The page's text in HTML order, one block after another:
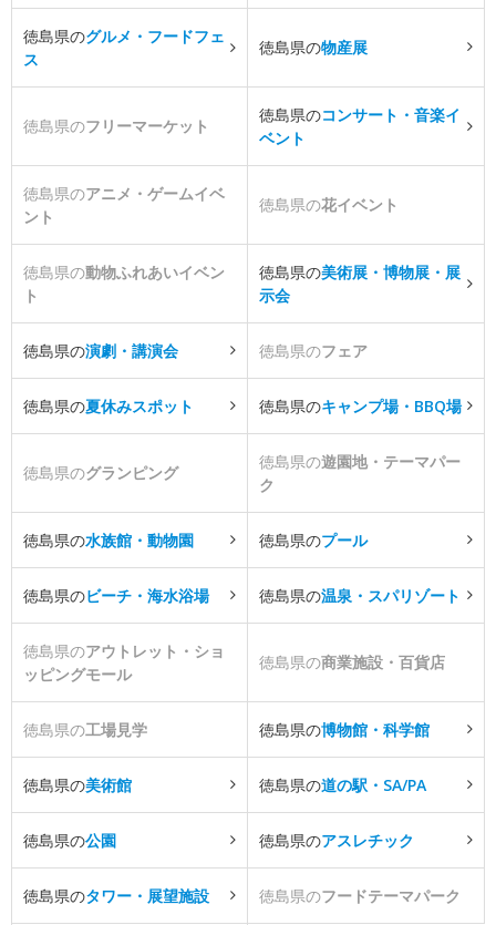
徳島県のグルメ・フードフェ
ス
徳島県の物産展
徳島県のフリーマーケット
徳島県のコンサート・音楽イ
ベント
徳島県のアニメ・ゲームイベ
ント
徳島県の花イベント
徳島県の動物ふれあいイベン
ト
徳島県の美術展・博物展・展
示会
徳島県の演劇・講演会 徳島県のフェア
徳島県の夏休みスポット 徳島県のキャンプ場・BBQ場
徳島県のグランピング
徳島県の遊園地・テーマパー
ク
徳島県の水族館・動物園 徳島県のプール
徳島県のビーチ・海水浴場 徳島県の温泉・スパリゾート
徳島県のアウトレット・ショ
ッピングモール
徳島県の商業施設・百貨店
徳島県の工場見学 徳島県の博物館・科学館
徳島県の美術館 徳島県の道の駅・SA/PA
徳島県の公園 徳島県のアスレチック
徳島県のタワー・展望施設 徳島県のフードテーマパーク